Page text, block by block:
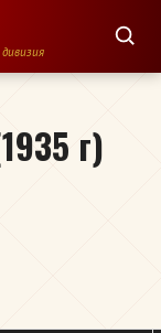
г)